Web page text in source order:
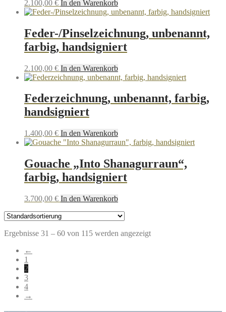
2.100,00 € In den Warenkorb
Feder-/Pinselzeichnung, unbenannt,
farbig, handsigniert
2.100,00 € In den Warenkorb
Federzeichnung, unbenannt, farbig,
handsigniert
1.400,00 € In den Warenkorb
Gouache „Into Shanagurraun“,
farbig, handsigniert
3.700,00 € In den Warenkorb
Ergebnisse 31 – 60 von 115 werden angezeigt
←
1
2
3
4
→